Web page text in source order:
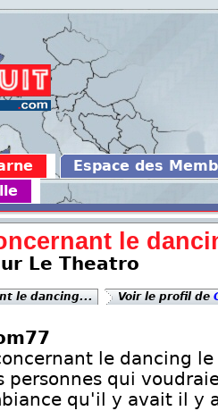
Espace des
le
Le Theatro
le dancing... Voir le profil de
le dancing
personnes qui
qu'il y avait il y